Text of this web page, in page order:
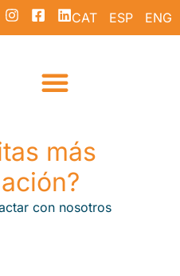
CAT ESP ENG
más
con nosotros